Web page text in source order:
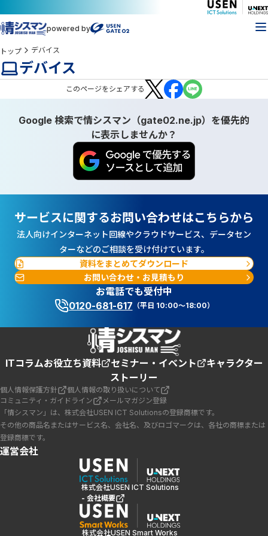
powered by
トップ デバイス
デバイス
このページをシェアする
Google 検索で情シスマン（gate02.ne.jp）を優先的
に表示しませんか？
サービスに関するお問い合わせはこちらから
法人向けインターネット回線やクラウドサービス、データセン
ターなどのご相談を受け付けています。
資料をまとめてダウンロード
お問い合わせ・お見積もり
お電話でも受付中
0120-681-617 （平日 10:00～18:00）
ITコラムお役立ち資料 セミナー・イベント
キャラクター
ストーリー
個人情報保護方針
個人情報の取り扱いについて
コミュニティ・ガイドライン
メールマガジン登録
「情シスマン」は、株式会社USEN ICT Solutionsの登録商標です。
その他の商品名またはサービス名、会社名、及びロゴマークは、各社の商標または
登録商標です。
運営会社
株式会社USEN ICT Solutions
- 会社概要
株式会社USEN Smart Works